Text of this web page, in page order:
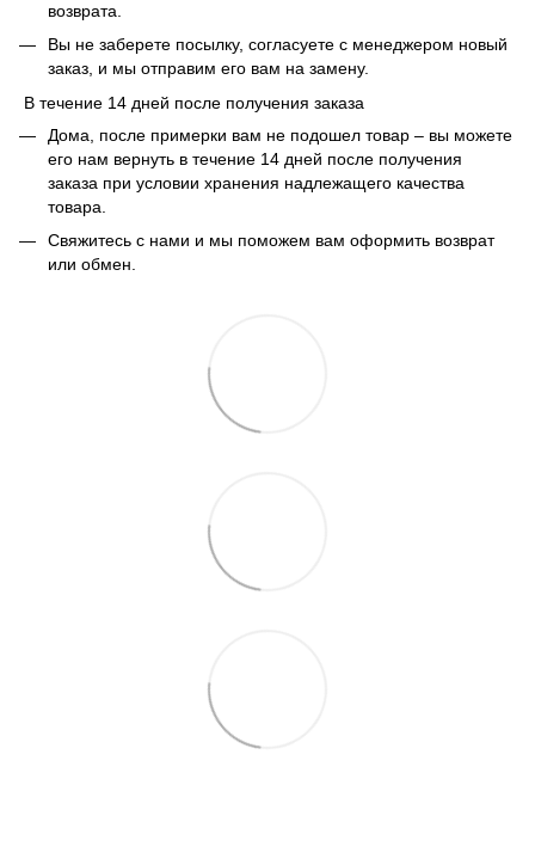
возврата.
Вы не заберете посылку, согласуете с менеджером новый
заказ, и мы отправим его вам на замену.
В течение 14 дней после получения заказа
Дома, после примерки вам не подошел товар – вы можете
его нам вернуть в течение 14 дней после получения
заказа при условии хранения надлежащего качества
товара.
Свяжитесь с нами и мы поможем вам оформить возврат
или обмен.